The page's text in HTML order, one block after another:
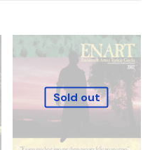
Sold out